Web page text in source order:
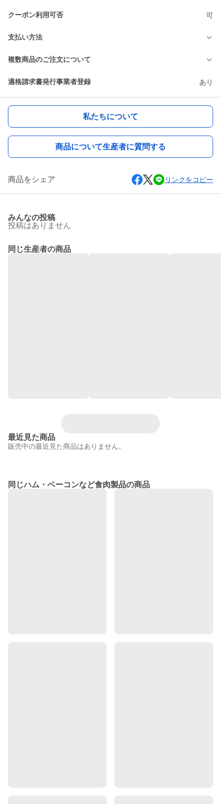
クーポン利用可否 可
支払い方法
複数商品のご注文について
適格請求書発行事業者登録 あり
私たちについて
商品について生産者に質問する
商品をシェア リンクをコピー
みんなの投稿
投稿はありません
同じ生産者の商品
最近見た商品
販売中の最近見た商品はありません。
同じハム・ベーコンなど食肉製品の商品